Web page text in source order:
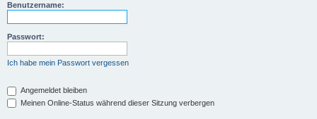
Benutzername:
Passwort:
Ich habe mein Passwort vergessen
Angemeldet bleiben
Meinen Online-Status während dieser Sitzung verbergen